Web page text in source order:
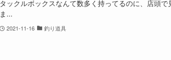
タックルボックスなんて数多く持ってるのに、店頭
ま...
2021-11-16 釣り道具